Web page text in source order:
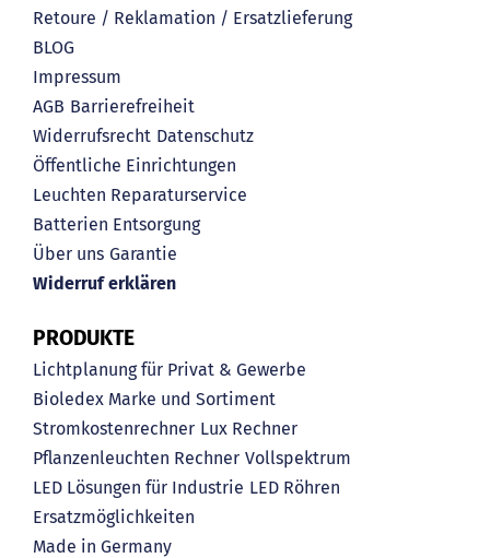
Retoure / Reklamation / Ersatzlieferung
BLOG
Impressum
AGB Barrierefreiheit
Widerrufsrecht Datenschutz
Öffentliche Einrichtungen
Leuchten Reparaturservice
Batterien Entsorgung
Über uns Garantie
Widerruf erklären
PRODUKTE
Lichtplanung für Privat & Gewerbe
Bioledex Marke und Sortiment
Stromkostenrechner Lux Rechner
Pflanzenleuchten Rechner Vollspektrum
LED Lösungen für Industrie LED Röhren
Ersatzmöglichkeiten
Made in Germany